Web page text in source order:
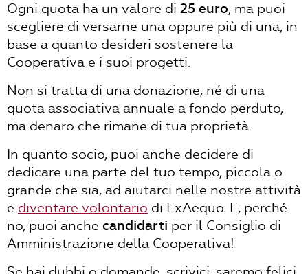
Ogni quota ha un valore di 25 euro, ma puoi
scegliere di versarne una oppure più di una, in
base a quanto desideri sostenere la
Cooperativa e i suoi progetti.
Non si tratta di una donazione, né di una
quota associativa annuale a fondo perduto,
ma denaro che rimane di tua proprietà.
In quanto socio, puoi anche decidere di
dedicare una parte del tuo tempo, piccola o
grande che sia, ad aiutarci nelle nostre attività
e diventare volontario di ExAequo. E, perché
no, puoi anche candidarti per il Consiglio di
Amministrazione della Cooperativa!